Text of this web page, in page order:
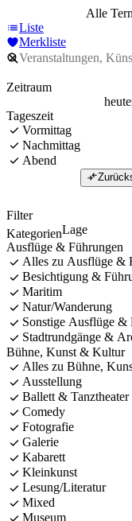
Alle
Liste
Merkliste
Zeitraum
heute
Tageszeit
Vormittag
Nachmittag
Abend
Filter
KategorienLage
Ausflüge & Führungen
Alles zu Ausflüge &
Besichtigung &
Maritim
Natur/Wanderung
Sonstige Ausflüge &
Stadtrundgänge &
Bühne, Kunst & Kultur
Alles zu Bühne,
Ausstellung
Ballett & Tanztheater
Comedy
Fotografie
Galerie
Kabarett
Kleinkunst
Lesung/Literatur
Mixed
Museum